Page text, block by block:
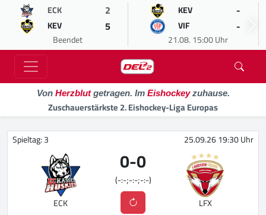
ECK 2
KEV 5
Beendet
KEV -
VIF -
21.08. 15:00 Uhr
Von Herzblutgetragen. Im Eishockeyzuhause.
Zuschauerstärkste 2. Eishockey-Liga Europas
Spieltag: 3 25.09.26 19:30 Uhr
ECK
0-0
(-:-;-:-;-:-)
LFX